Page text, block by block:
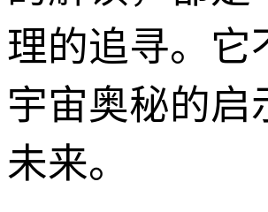
理的追寻。它
宇宙奥秘的启
未来。